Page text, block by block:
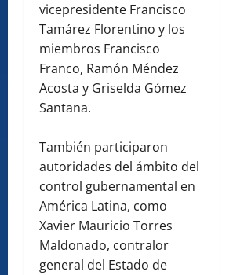
vicepresidente Francisco
Tamárez Florentino y los
miembros Francisco
Franco, Ramón Méndez
Acosta y Griselda Gómez
Santana.
También participaron
autoridades del ámbito del
control gubernamental en
América Latina, como
Xavier Mauricio Torres
Maldonado, contralor
general del Estado de